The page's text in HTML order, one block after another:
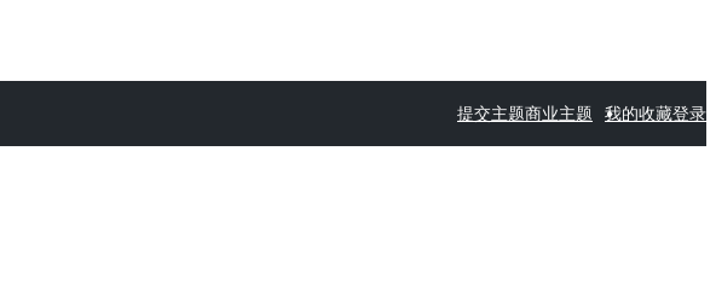
提交主题商业主题 我的收藏登录